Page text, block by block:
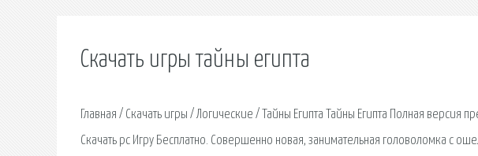
Скачать игры тайны египта
Главная / Скачать игры / Логические / Тайны Египта Тайны Египта Полная версия
Скачать pc Игру Бесплатно. Совершенно новая, занимательная головоломка с